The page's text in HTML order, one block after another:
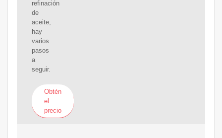
refinación
de
aceite,
hay
varios
pasos
a
seguir.
Obtén
el
precio